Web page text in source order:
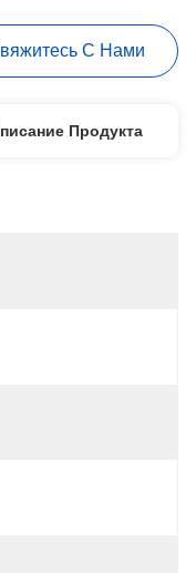
С Нами
Продукта